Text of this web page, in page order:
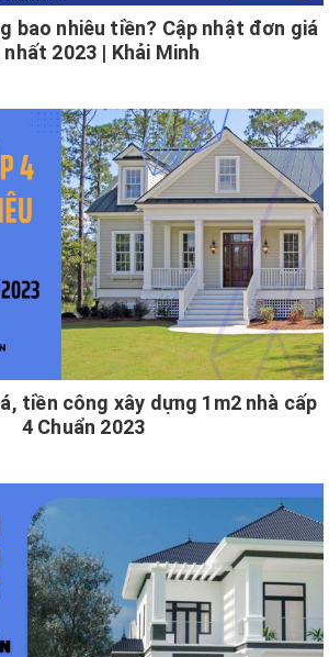
bao nhiêu tiền? Cập nhật đơn giá
nhất 2023 | Khải Minh
tiền công xây dựng 1m2 nhà cấp
4 Chuẩn 2023